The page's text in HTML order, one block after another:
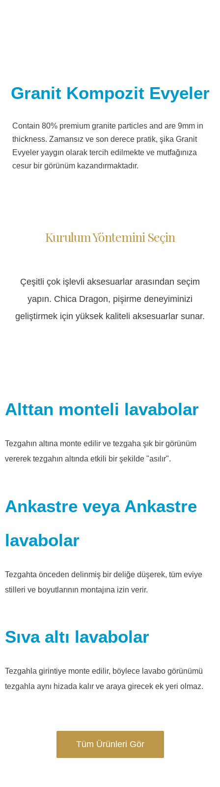
Granit Kompozit Evyeler
Contain 80% premium granite particles and are 9mm in
thickness. Zamansız ve son derece pratik, şika Granit
Evyeler yaygın olarak tercih edilmekte ve mutfağınıza
cesur bir görünüm kazandırmaktadır.
Kurulum Yöntemini Seçin
Çeşitli çok işlevli aksesuarlar arasından seçim
yapın. Chica Dragon, pişirme deneyiminizi
geliştirmek için yüksek kaliteli aksesuarlar sunar.
Alttan monteli lavabolar
Tezgahın altına monte edilir ve tezgaha şık bir görünüm
vererek tezgahın altında etkili bir şekilde "asılır".
Ankastre veya Ankastre
lavabolar
Tezgahta önceden delinmiş bir deliğe düşerek, tüm eviye
stilleri ve boyutlarının montajına izin verir.
Sıva altı lavabolar
Tezgahla girintiye monte edilir, böylece lavabo görünümü
tezgahla aynı hizada kalır ve araya girecek ek yeri olmaz.
Tüm Ürünleri Gör